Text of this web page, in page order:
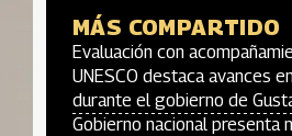
MÁS COMPARTIDO
Evaluación con
UNESCO destaca avances
durante el gobierno de
Gobierno nacional presenta